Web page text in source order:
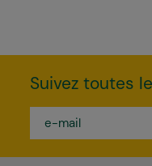
Suivez toutes
mail